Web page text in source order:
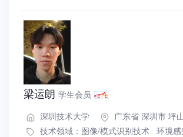
梁运朗 学生会员
深圳技术大学
广东省 深圳市 坪
技术领域： 图像/模式识别技术 环境